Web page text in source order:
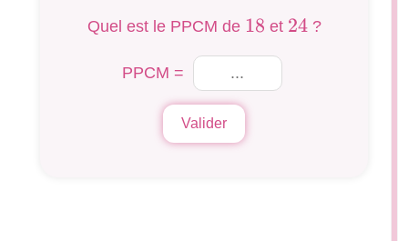
Quel est le PPCM de 18
18 et 24
24?
PPCM =
Valider